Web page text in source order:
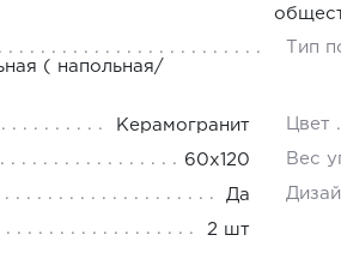
( напольная/
Тип
Керамогранит Цвет
60х120 Вес
Да
2 шт
деньгами
за 2 минуты прямо в форме
на встрече с представителем